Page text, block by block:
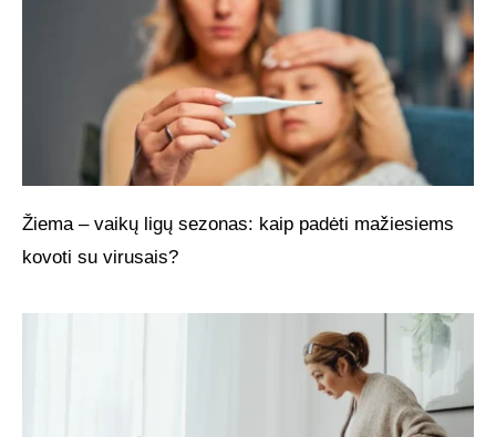
Žiema – vaikų ligų sezonas: kaip padėti mažiesiems
kovoti su virusais?